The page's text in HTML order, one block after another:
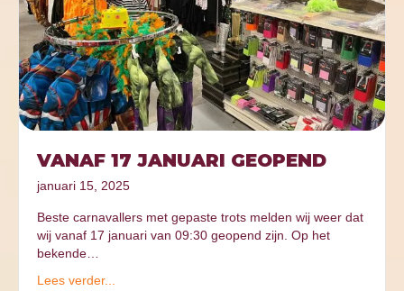
VANAF 17 JANUARI GEOPEND
januari 15, 2025
Beste carnavallers met gepaste trots melden wij weer dat
wij vanaf 17 januari van 09:30 geopend zijn. Op het
bekende…
Lees verder...